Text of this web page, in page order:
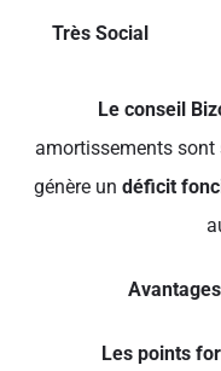
Très Social
Le conseil
amortissements sont
génère un déficit
Les points